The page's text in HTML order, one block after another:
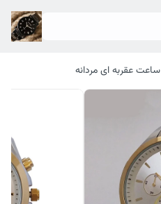
ساعت عقربه ای مردانه